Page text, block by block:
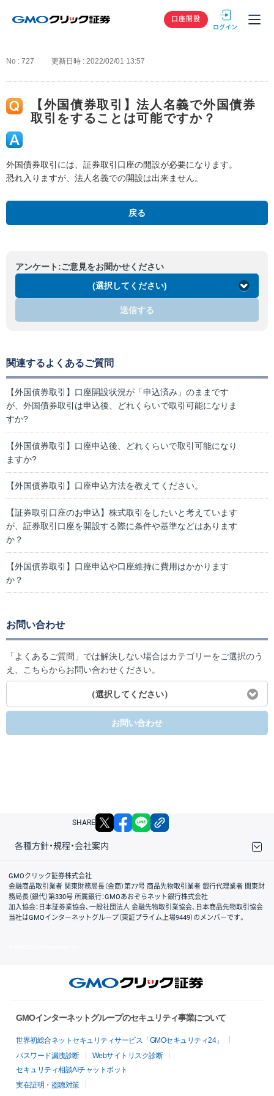
GMOクリック
口座開設
No : 727 更新日時 : 2022/02/01 13:57
【外国債券取引】法人名義で外国債券
取引をすることは可能ですか？
外国債券取引には、証券取引口座の開設が必要になります。
恐れ入りますが、法人名義での開設は出来ません。
戻る
アンケート:ご意見をお聞かせください
(選択してください)
送信する
関連するよくあるご質問
【外国債券取引】口座開設状況が「申込済み」のままです
が、外国債券取引は申込後、どれくらいで取引可能になりま
すか?
【外国債券取引】口座申込後、どれくらいで取引可能になり
ますか?
【外国債券取引】口座申込方法を教えてください。
【証券取引口座のお申込】株式取引をしたいと考えています
が、証券取引口座を開設する際に条件や基準などはあります
か？
【外国債券取引】口座申込や口座維持に費用はかかります
か？
お問い合わせ
「よくあるご質問」では解決しない場合はカテゴリーをご選択のう
え、こちらからお問い合わせください。
（選択してください）
お問い合わせ
SHARE X facebook
各種方針・規程・会社案内
取引規程・約款
サイトマップ
その他のご案内
個人情報保護方針
最良執行方針
サイトのご利用について
ディスクレイマー
信託保全
リスク説明
会社案内
GMOクリック証券株式会社
金融商品取引業者 関東財務局長（金商）第77号 商品先物取引業者 銀行代理業者 関東財
務局長（銀代）第330号 所属銀行：GMOあおぞらネット銀行株式会社
加入協会：日本証券業協会、一般社団法人 金融先物取引業協会、日本商品先物取引協会
当社はGMOインターネットグループ（東証プライム上場9449）のメンバーです。
GMOインターネットグループのセキュリティ事業について
世界初総合ネットセキュリティサービス「GMOセキュリティ24」
パスワード漏洩診断
Webサイトリスク診断
セキュリティ相談AIチャットボット
実在証明・盗聴対策